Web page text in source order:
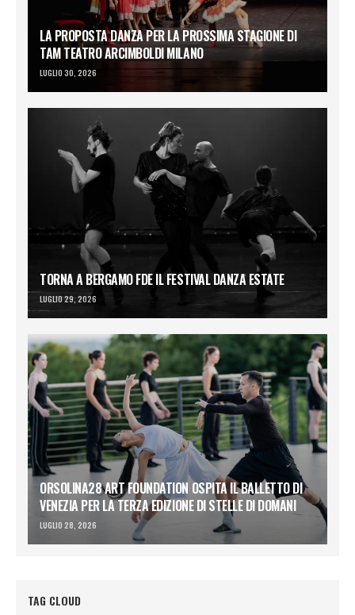
LA PROPOSTA DANZA PER LA PROSSIMA STAGIONE DI
TAM TEATRO ARCIMBOLDI MILANO
LUGLIO 30, 2026
TORNA A BERGAMO FDE IL FESTIVAL DANZA ESTATE
LUGLIO 29, 2026
ORSOLINA28 ART FOUNDATION OSPITA IL BALLETTO DI
VENEZIA PER LA TERZA EDIZIONE DI STELLE DI DOMANI
LUGLIO 28, 2026
TAG CLOUD